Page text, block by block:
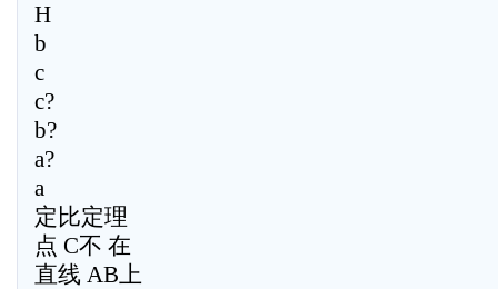
H
b
c
c?
b?
a?
a
定比定理
点 C不 在
直线 AB上